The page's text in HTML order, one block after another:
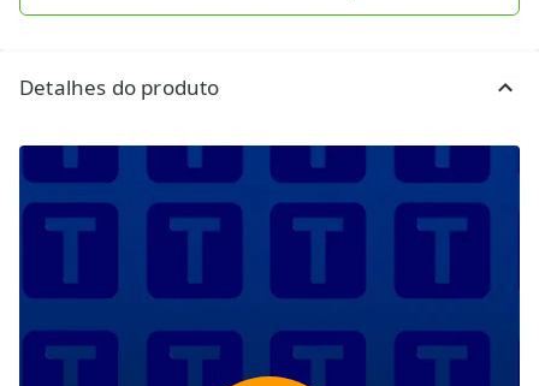
Detalhes do produto